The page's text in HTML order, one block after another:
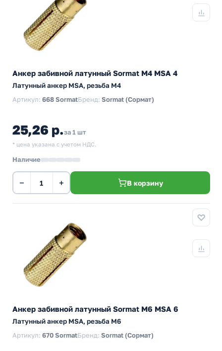
Анкер забивной латунный Sormat М4 MSA 4
Латунный анкер MSA, резьба M4
Артикул: 668 SormatБренд: Sormat (Сормат)
25,26 р.за 1 шт
* цена указана с учетом НДС.
Наличие
− + В корзину
Анкер забивной латунный Sormat М6 MSA 6
Латунный анкер MSA, резьба M6
Артикул: 670 SormatБренд: Sormat (Сормат)